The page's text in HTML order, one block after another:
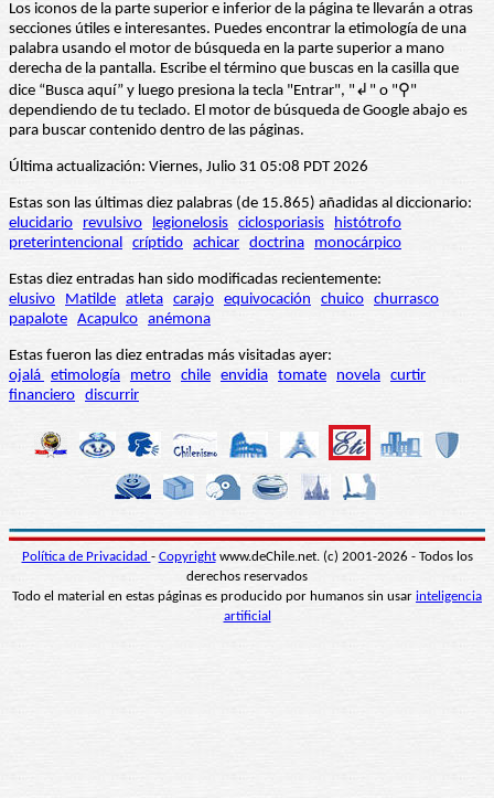
Los iconos de la parte superior e inferior de la página te llevarán a otras
secciones útiles e interesantes. Puedes encontrar la etimología de una
palabra usando el motor de búsqueda en la parte superior a mano
derecha de la pantalla. Escribe el término que buscas en la casilla que
dice “Busca aquí” y luego presiona la tecla "Entrar", "↲" o "⚲"
dependiendo de tu teclado. El motor de búsqueda de Google abajo es
para buscar contenido dentro de las páginas.
Última actualización: Viernes, Julio 31 05:08 PDT 2026
Estas son las últimas diez palabras (de 15.865) añadidas al diccionario:
elucidario
revulsivo legionelosis ciclosporiasis
histótrofo
preterintencional críptido achicar doctrina monocárpico
Estas diez entradas han sido modificadas recientemente:
elusivo
Matilde atleta carajo equivocación chuico churrasco
papalote Acapulco anémona
Estas fueron las diez entradas más visitadas ayer:
ojalá etimología metro chile envidia tomate novela curtir
financiero discurrir
Política de Privacidad - Copyrightwww.deChile.net. (c) 2001-2026 - Todos los
derechos reservados
Todo el material en estas páginas es producido por humanos sin usar inteligencia
artificial